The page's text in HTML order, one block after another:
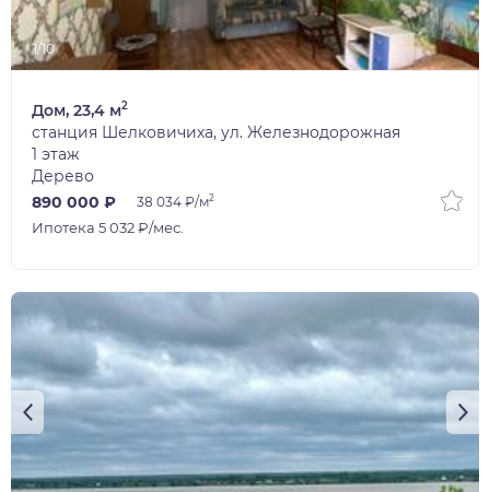
1/10
Дом, 23,4 м2
станция Шелковичиха, ул. Железнодорожная
1 этаж
Дерево
890 000 ₽
38 034 ₽/м2
Ипотека 5 032 ₽/мес.